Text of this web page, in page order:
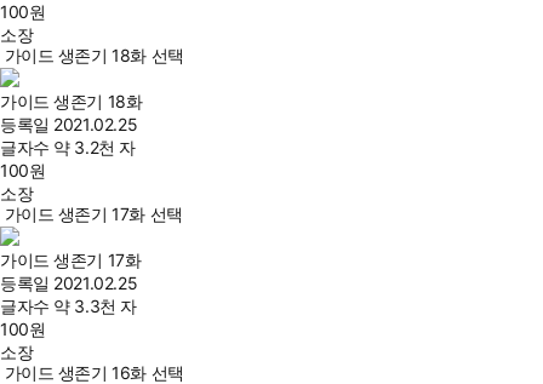
100원
소장
가이드 생존기 18화 선택
가이드 생존기 18화
등록일 2021.02.25
글자수 약 3.2천 자
100원
소장
가이드 생존기 17화 선택
가이드 생존기 17화
등록일 2021.02.25
글자수 약 3.3천 자
100원
소장
가이드 생존기 16화 선택